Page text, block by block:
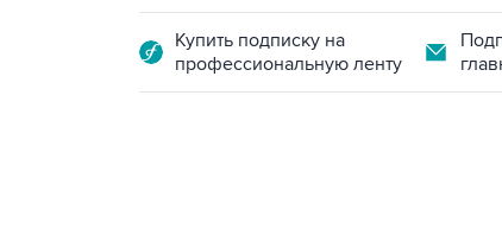
Купить подписку на
профессиональную ленту